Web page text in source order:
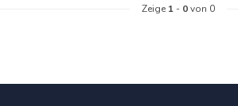
Zeige 1 - 0von 0